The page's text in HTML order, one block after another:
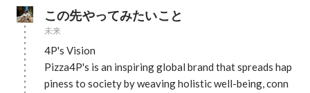
この先やってみたいこと
未来
4P's Vision
Pizza4P's is an inspiring global brand that spreads hap
piness to society by weaving holistic well-being, conn